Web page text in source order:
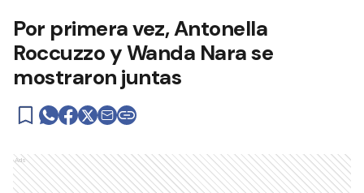
Por primera vez, Antonella
Roccuzzo y Wanda Nara se
mostraron juntas
Ads